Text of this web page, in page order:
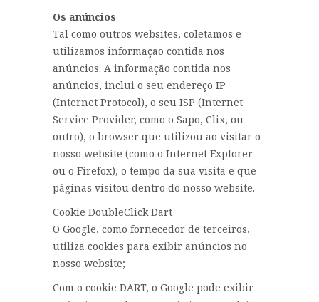
Os anúncios
Tal como outros websites, coletamos e
utilizamos informação contida nos
anúncios. A informação contida nos
anúncios, inclui o seu endereço IP
(Internet Protocol), o seu ISP (Internet
Service Provider, como o Sapo, Clix, ou
outro), o browser que utilizou ao visitar o
nosso website (como o Internet Explorer
ou o Firefox), o tempo da sua visita e que
páginas visitou dentro do nosso website.
Cookie DoubleClick Dart
O Google, como fornecedor de terceiros,
utiliza cookies para exibir anúncios no
nosso website;
Com o cookie DART, o Google pode exibir